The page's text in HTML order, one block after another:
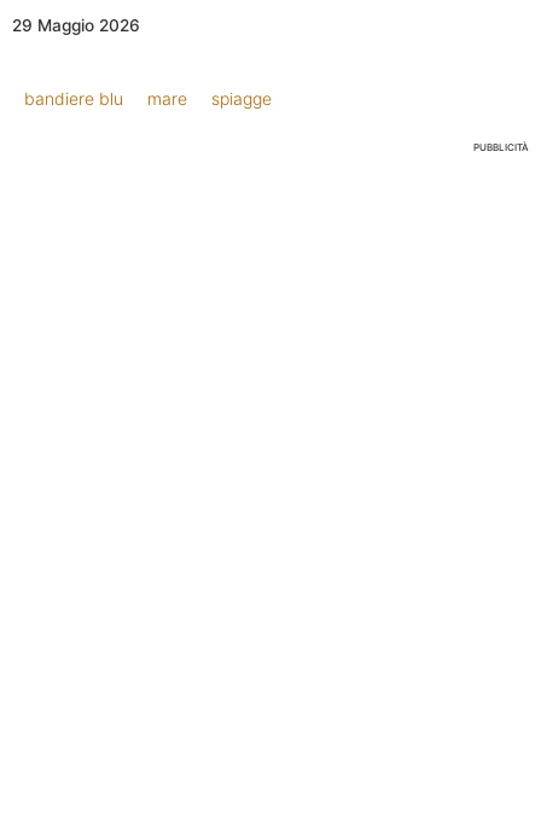
29 Maggio 2026
bandiere blu mare spiagge
PUBBLICITÀ